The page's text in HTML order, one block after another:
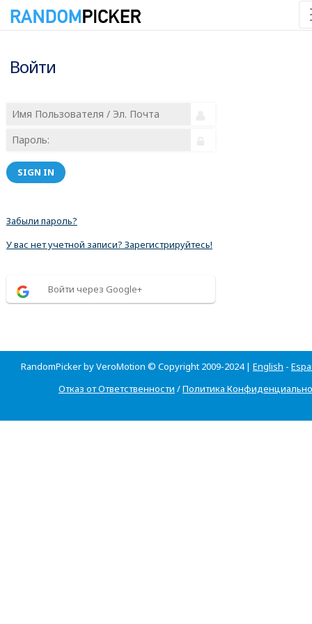
Войти
SIGN IN
Забыли пароль?
У вас нет учетной записи? Зарегистрируйтесь!
Войти через Google+
RandomPicker by VeroMotion © Copyright 2009-2024 | English -
Отказ от Ответственности /Политика